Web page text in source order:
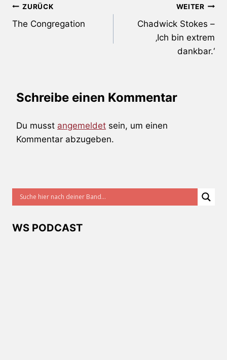
Beitragsnavigation
ZURÜCK
The Congregation
WEITER
Chadwick Stokes –
‚Ich bin extrem
dankbar.‘
Schreibe einen Kommentar
Du musst angemeldet sein, um einen
Kommentar abzugeben.
WS PODCAST